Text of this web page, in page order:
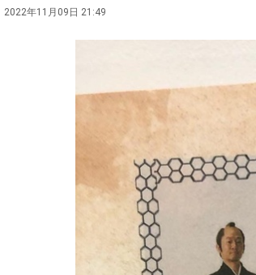
2022年11月09日 21:49